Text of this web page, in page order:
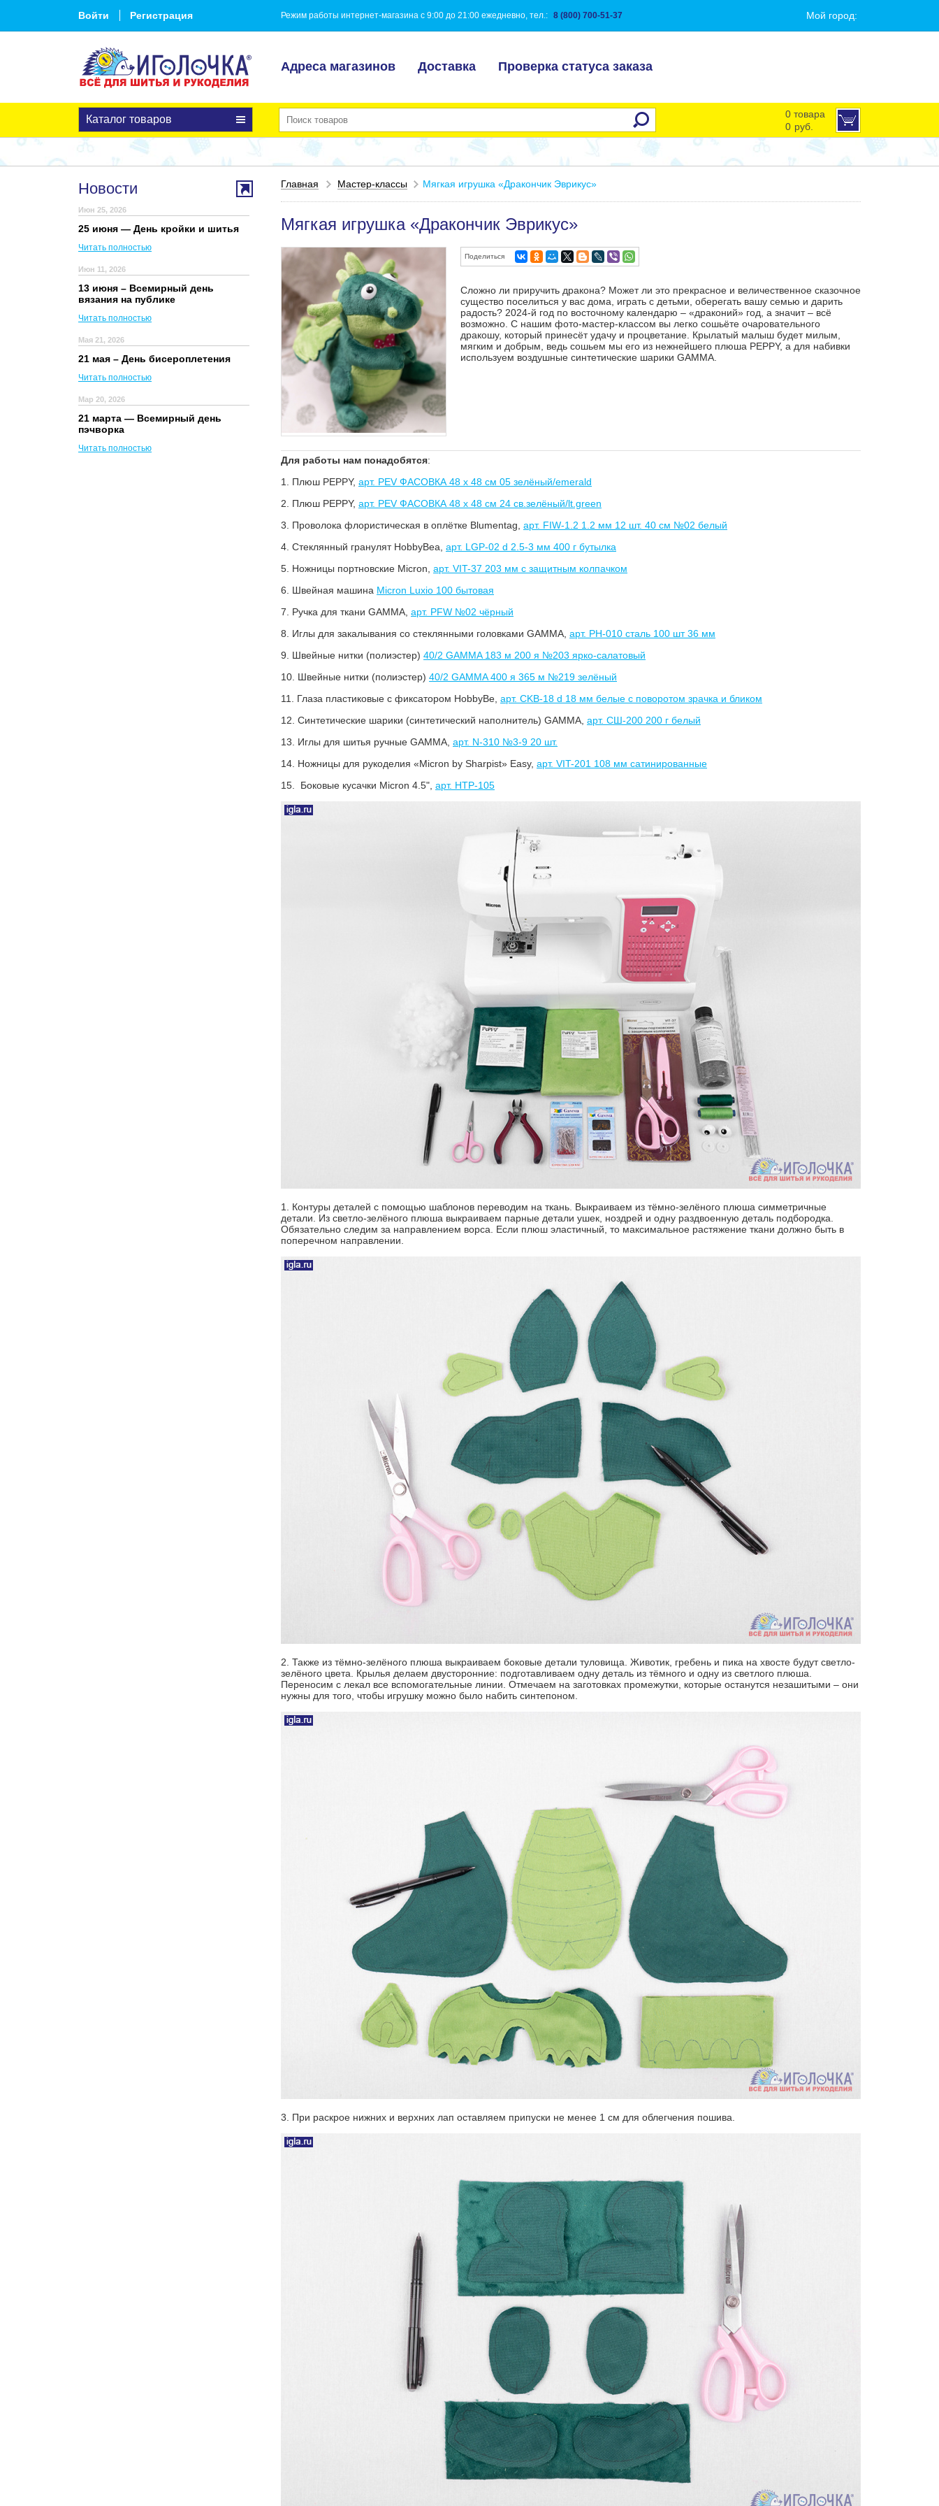
Войти Регистрация Режим работы интернет-магазина с 9:00 до 21:00 ежедневно, тел.: 8 (800) 700-51-37 Мой город:
Адреса магазинов Доставка Проверка статуса заказа
Каталог товаров
0 товара
0 руб.
Новости
Июн 25, 2026
25 июня — День кройки и шитья
Читать полностью
Июн 11, 2026
13 июня – Всемирный день
вязания на публике
Читать полностью
Мая 21, 2026
21 мая – День бисероплетения
Читать полностью
Мар 20, 2026
21 марта — Всемирный день
пэчворка
Читать полностью
Главная Мастер-классы Мягкая игрушка «Дракончик Эврикус»
Мягкая игрушка «Дракончик Эврикус»
Поделиться
Сложно ли приручить дракона? Может ли это прекрасное и величественное сказочное
существо поселиться у вас дома, играть с детьми, оберегать вашу семью и дарить
радость? 2024-й год по восточному календарю – «драконий» год, а значит – всё
возможно. С нашим фото-мастер-классом вы легко сошьёте очаровательного
дракошу, который принесёт удачу и процветание. Крылатый малыш будет милым,
мягким и добрым, ведь сошьем мы его из нежнейшего плюша PEPPY, а для набивки
используем воздушные синтетические шарики GAMMA.
Для работы нам понадобятся:
1. Плюш PEPPY, арт. PEV ФАСОВКА 48 x 48 см 05 зелёный/emerald
2. Плюш PEPPY, арт. PEV ФАСОВКА 48 x 48 см 24 св.зелёный/lt.green
3. Проволока флористическая в оплётке Blumentag, арт. FIW-1.2 1.2 мм 12 шт. 40 см №02 белый
4. Стеклянный гранулят HobbyBeа, арт. LGP-02 d 2.5-3 мм 400 г бутылка
5. Ножницы портновские Micron, арт. VIT-37 203 мм с защитным колпачком
6. Швейная машина Micron Luxio 100 бытовая
7. Ручка для ткани GAMMA, арт. PFW №02 чёрный
8. Иглы для закалывания со стеклянными головками GAMMA, арт. PH-010 сталь 100 шт 36 мм
9. Швейные нитки (полиэстер) 40/2 GAMMA 183 м 200 я №203 ярко-салатовый
10. Швейные нитки (полиэстер) 40/2 GAMMA 400 я 365 м №219 зелёный
11. Глаза пластиковые с фиксатором HobbyBe, арт. CKB-18 d 18 мм белые с поворотом зрачка и бликом
12. Синтетические шарики (синтетический наполнитель) GAMMA, арт. СШ-200 200 г белый
13. Иглы для шитья ручные GAMMA, арт. N-310 №3-9 20 шт.
14. Ножницы для рукоделия «Micron by Sharpist» Easy, арт. VIT-201 108 мм сатинированные
15. Боковые кусачки Micron 4.5", арт. HTP-105
1. Контуры деталей с помощью шаблонов переводим на ткань. Выкраиваем из тёмно-зелёного плюша симметричные
детали. Из светло-зелёного плюша выкраиваем парные детали ушек, ноздрей и одну раздвоенную деталь подбородка.
Обязательно следим за направлением ворса. Если плюш эластичный, то максимальное растяжение ткани должно быть в
поперечном направлении.
2. Также из тёмно-зелёного плюша выкраиваем боковые детали туловища. Животик, гребень и пика на хвосте будут светло-
зелёного цвета. Крылья делаем двусторонние: подготавливаем одну деталь из тёмного и одну из светлого плюша.
Переносим с лекал все вспомогательные линии. Отмечаем на заготовках промежутки, которые останутся незашитыми – они
нужны для того, чтобы игрушку можно было набить синтепоном.
3. При раскрое нижних и верхних лап оставляем припуски не менее 1 см для облегчения пошива.